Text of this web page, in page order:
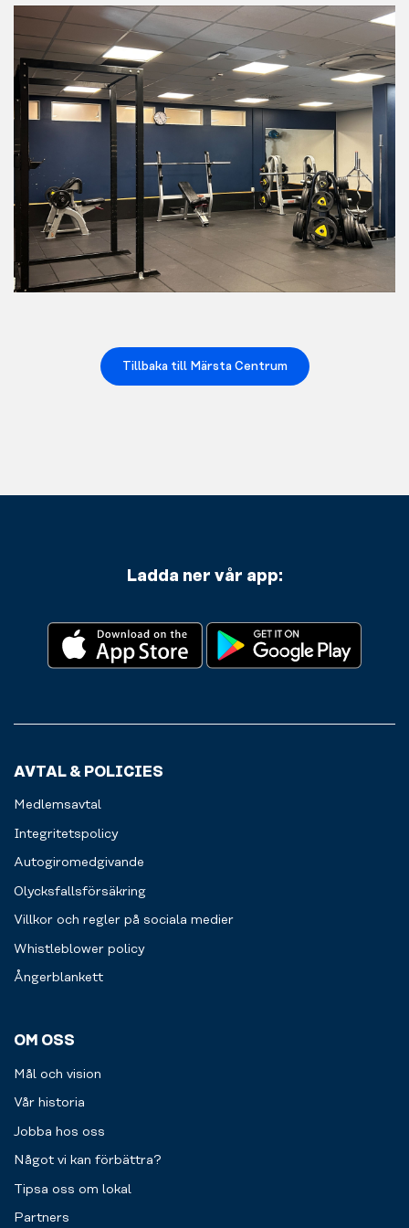
Tillbaka till Märsta Centrum
Ladda ner vår app:
AVTAL & POLICIES
Medlemsavtal
Integritetspolicy
Autogiromedgivande
Olycksfallsförsäkring
Villkor och regler på sociala medier
Whistleblower policy
Ångerblankett
OM OSS
Mål och vision
Vår historia
Jobba hos oss
Något vi kan förbättra?
Tipsa oss om lokal
Partners